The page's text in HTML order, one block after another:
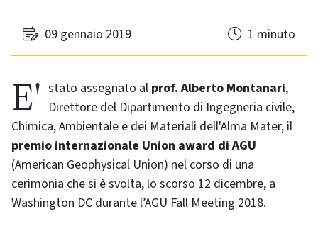
09 gennaio 2019 1 minuto
E' stato assegnato al prof. Alberto Montanari,
Direttore del Dipartimento di Ingegneria civile,
Chimica, Ambientale e dei Materiali dell'Alma Mater, il
premio internazionale Union award di AGU
(American Geophysical Union) nel corso di una
cerimonia che si è svolta, lo scorso 12 dicembre, a
Washington DC durante l’AGU Fall Meeting 2018.